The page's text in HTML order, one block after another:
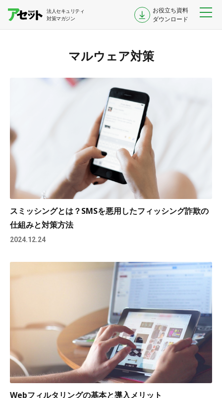
法人セキュリティ
対策マガジン
お役立ち資料
ダウンロード
マルウェア対策
スミッシングとは？SMSを悪用したフィッシング詐欺の
仕組みと対策方法
2024.12.24
Webフィルタリングの基本と導入メリット